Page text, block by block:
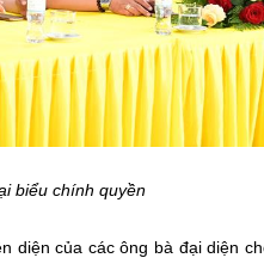
biểu chính quyền
diện của các ông bà đại diện